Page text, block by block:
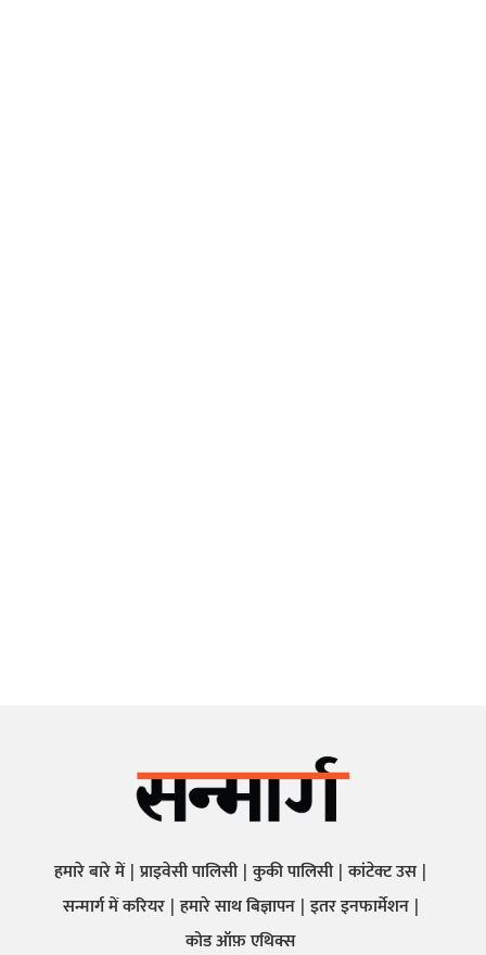
हमारे बारे में प्राइवेसी पालिसी कुकी पालिसी कांटेक्ट उस
सन्मार्ग में करियर हमारे साथ बिज्ञापन इतर इनफार्मेशन
कोड ऑफ़ एथिक्स